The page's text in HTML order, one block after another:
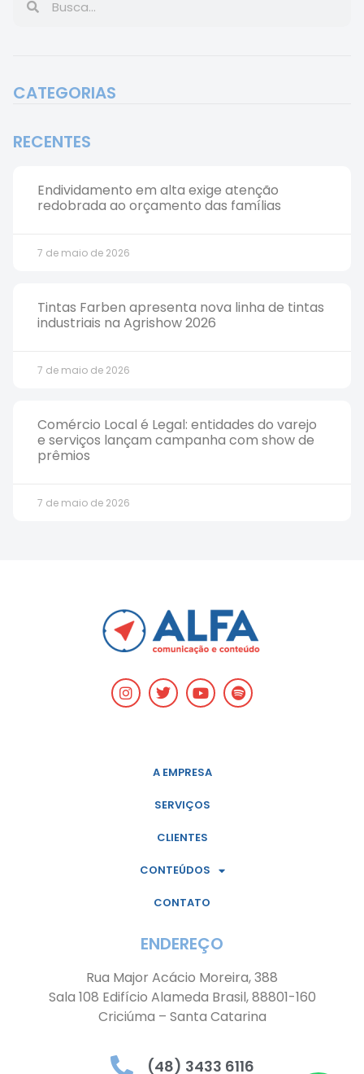
CATEGORIAS
RECENTES
Endividamento em alta exige atenção
redobrada ao orçamento das famílias
7 de maio de 2026
Tintas Farben apresenta nova linha de tintas
industriais na Agrishow 2026
7 de maio de 2026
Comércio Local é Legal: entidades do varejo
e serviços lançam campanha com show de
prêmios
7 de maio de 2026
A EMPRESA
SERVIÇOS
CLIENTES
CONTEÚDOS
CONTATO
ENDEREÇO
Rua Major Acácio Moreira, 388
Sala 108 Edifício Alameda Brasil, 88801-160
Criciúma – Santa Catarina
(48) 3433 6116